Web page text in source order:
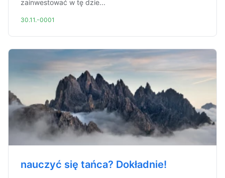
zainwestować w tę dzie...
30.11.-0001
nauczyć się tańca? Dokładnie!